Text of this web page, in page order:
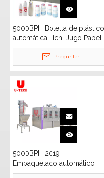
5000BPH Botella de plástico
automática Lichi Jugo Papel
de aluminio Llenado
Embotellado Sellado Precio
de la máquina
Preguntar
5000BPH 2019
Empaquetado automático
de la botella de cristal de la